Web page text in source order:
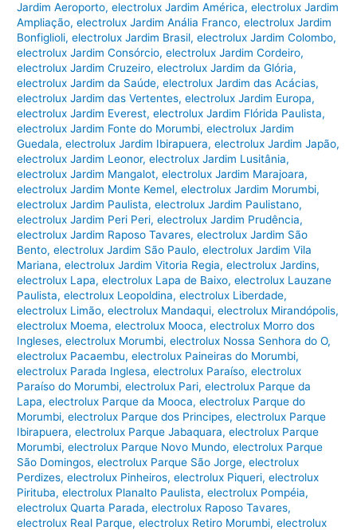
Jardim Aeroporto,electrolux Jardim América,electrolux Jardim
Ampliação,electrolux Jardim Anália Franco,electrolux Jardim
Bonfiglioli,electrolux Jardim Brasil,electrolux Jardim Colombo,
electrolux Jardim Consórcio,electrolux Jardim Cordeiro,
electrolux Jardim Cruzeiro,electrolux Jardim da Glória,
electrolux Jardim da Saúde,electrolux Jardim das Acácias,
electrolux Jardim das Vertentes,electrolux Jardim Europa,
electrolux Jardim Everest,electrolux Jardim Flórida Paulista,
electrolux Jardim Fonte do Morumbi,electrolux Jardim
Guedala,electrolux Jardim Ibirapuera,electrolux Jardim Japão,
electrolux Jardim Leonor,electrolux Jardim Lusitânia,
electrolux Jardim Mangalot,electrolux Jardim Marajoara,
electrolux Jardim Monte Kemel,electrolux Jardim Morumbi,
electrolux Jardim Paulista,electrolux Jardim Paulistano,
electrolux Jardim Peri Peri,electrolux Jardim Prudência,
electrolux Jardim Raposo Tavares,electrolux Jardim São
Bento,electrolux Jardim São Paulo,electrolux Jardim Vila
Mariana,electrolux Jardim Vitoria Regia,electrolux Jardins,
electrolux Lapa,electrolux Lapa de Baixo,electrolux Lauzane
Paulista,electrolux Leopoldina,electrolux Liberdade,
electrolux Limão,electrolux Mandaqui,electrolux Mirandópolis,
electrolux Moema,electrolux Mooca,electrolux Morro dos
Ingleses,electrolux Morumbi,electrolux Nossa Senhora do O,
electrolux Pacaembu,electrolux Paineiras do Morumbi,
electrolux Parada Inglesa,electrolux Paraíso,electrolux
Paraíso do Morumbi,electrolux Pari,electrolux Parque da
Lapa,electrolux Parque da Mooca,electrolux Parque do
Morumbi,electrolux Parque dos Principes,electrolux Parque
Ibirapuera,electrolux Parque Jabaquara,electrolux Parque
Morumbi,electrolux Parque Novo Mundo,electrolux Parque
São Domingos,electrolux Parque São Jorge,electrolux
Perdizes,electrolux Pinheiros,electrolux Piqueri,electrolux
Pirituba,electrolux Planalto Paulista,electrolux Pompéia,
electrolux Quarta Parada,electrolux Raposo Tavares,
electrolux Real Parque,electrolux Retiro Morumbi,electrolux